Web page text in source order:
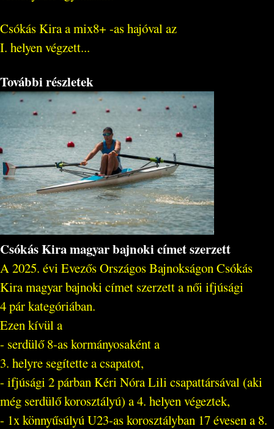
Csókás Kira a mix8+ -as hajóval az
I. helyen végzett...
További részletek
Csókás Kira magyar bajnoki címet szerzett
A 2025. évi Evezős Országos Bajnokságon Csókás
Kira magyar bajnoki címet szerzett a női ifjúsági
4 pár kategóriában.
Ezen kívül a
- serdülő 8-as kormányosaként a
3. helyre segítette a csapatot,
- ifjúsági 2 párban Kéri Nóra Lili csapattársával (aki
még serdülő korosztályú) a 4. helyen végeztek,
- 1x könnyűsúlyú U23-as korosztályban 17 évesen a 8.